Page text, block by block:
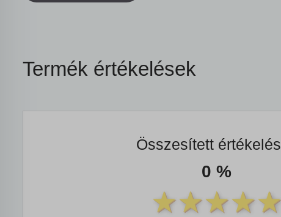
Termék értékelések
Összesített értékelés
0 %